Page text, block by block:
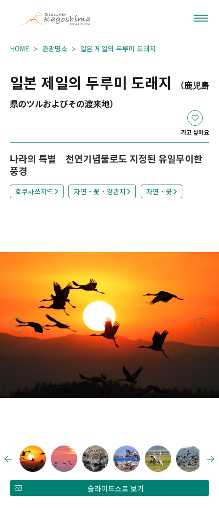
HOME 관광명소 일본 제일의 두루미 도래지
일본 제일의 두루미 도래지
（鹿児島
県のツルおよびその渡来地）
가고 싶어요
나라의 특별 천연기념물로도 지정된 유일무이한
풍경
호쿠사쓰지역 자연・꽃・경관지 자연・꽃
슬라이드쇼로 보기